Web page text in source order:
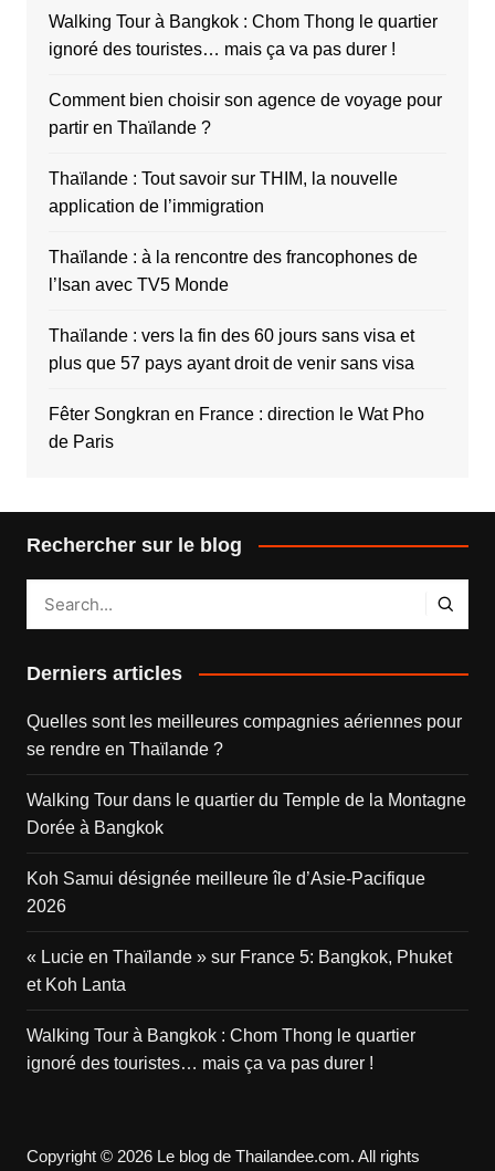
Walking Tour à Bangkok : Chom Thong le quartier
ignoré des touristes… mais ça va pas durer !
Comment bien choisir son agence de voyage pour
partir en Thaïlande ?
Thaïlande : Tout savoir sur THIM, la nouvelle
application de l’immigration
Thaïlande : à la rencontre des francophones de
l’Isan avec TV5 Monde
Thaïlande : vers la fin des 60 jours sans visa et
plus que 57 pays ayant droit de venir sans visa
Fêter Songkran en France : direction le Wat Pho
de Paris
Rechercher sur le blog
Derniers articles
Quelles sont les meilleures compagnies aériennes pour
se rendre en Thaïlande ?
Walking Tour dans le quartier du Temple de la Montagne
Dorée à Bangkok
Koh Samui désignée meilleure île d’Asie-Pacifique
2026
« Lucie en Thaïlande » sur France 5: Bangkok, Phuket
et Koh Lanta
Walking Tour à Bangkok : Chom Thong le quartier
ignoré des touristes… mais ça va pas durer !
Copyright © 2026 Le blog de Thailandee.com. All rights